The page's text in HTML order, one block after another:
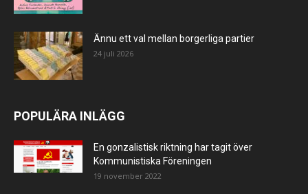
Ännu ett val mellan borgerliga partier
24 juli 2026
POPULÄRA INLÄGG
En gonzalistisk riktning har tagit över
Kommunistiska Föreningen
19 november 2022